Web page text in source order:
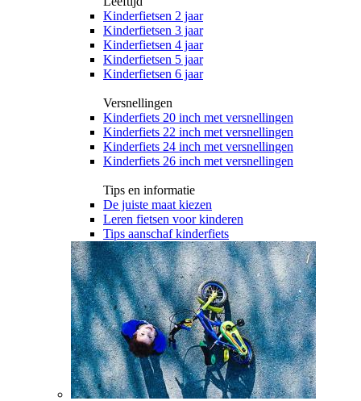
Kinderfietsen 2 jaar
Kinderfietsen 3 jaar
Kinderfietsen 4 jaar
Kinderfietsen 5 jaar
Kinderfietsen 6 jaar
Versnellingen
Kinderfiets 20 inch met versnellingen
Kinderfiets 22 inch met versnellingen
Kinderfiets 24 inch met versnellingen
Kinderfiets 26 inch met versnellingen
Tips en informatie
De juiste maat kiezen
Leren fietsen voor kinderen
Tips aanschaf kinderfiets